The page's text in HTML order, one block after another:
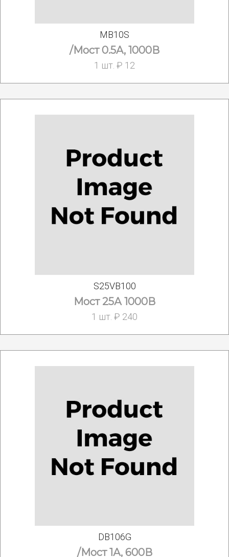
MB10S
/Мост 0.5A, 1000В
1 шт. ₽ 12
S25VB100
Мост 25А 1000В
1 шт. ₽ 240
DB106G
/Мост 1А, 600В